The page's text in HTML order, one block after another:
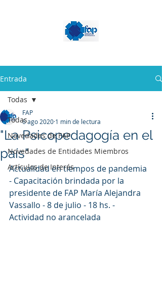
Entrada
Todas
Novedades de FAP
Novedades de Entidades Miembros
Artículos de Interés
Todas
"La Psicopedagogía en el
país"
FAP
6 ago 2020 1 min de lectura
Actualidad en tiempos de pandemia
- Capacitación brindada por la
presidente de FAP María Alejandra
Vassallo - 8 de julio - 18 hs. -
Actividad no arancelada